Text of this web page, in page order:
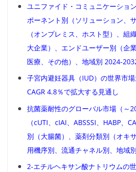
ユニファイド・コミュニケーショ
ポーネント別（ソリューション、
（オンプレミス、ホスト型）、組
大企業）、エンドユーザー別（企
医療、その他）、地域別 2024-
子宮内避妊器具（IUD）の世界市
CAGR 4.8％で拡大する見通し
抗菌薬耐性のグローバル市場（～
（cUTI、cIAI、ABSSSI、HABP、
別（大腸菌）、薬剤分類別（オキ
用機序別、流通チャネル別、地域別
2-エチルヘキサン酸ナトリウムの